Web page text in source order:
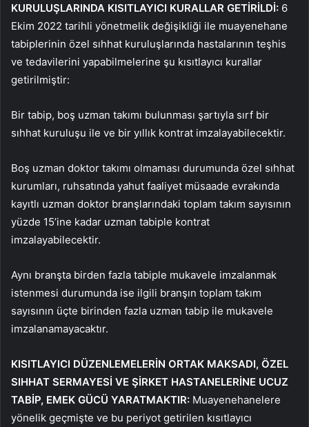
KURULUŞLARINDA KISITLAYICI KURALLAR GETİRİLDİ: 6
Ekim 2022 tarihli yönetmelik değişikliği ile muayenehane
tabiplerinin özel sıhhat kuruluşlarında hastalarının teşhis
ve tedavilerini yapabilmelerine şu kısıtlayıcı kurallar
getirilmiştir:
Bir tabip, boş uzman takımı bulunması şartıyla sırf bir
sıhhat kuruluşu ile ve bir yıllık kontrat imzalayabilecektir.
Boş uzman doktor takımı olmaması durumunda özel sıhhat
kurumları, ruhsatında yahut faaliyet müsaade evrakında
kayıtlı uzman doktor branşlarındaki toplam takım sayısının
yüzde 15’ine kadar uzman tabiple kontrat
imzalayabilecektir.
Aynı branşta birden fazla tabiple mukavele imzalanmak
istenmesi durumunda ise ilgili branşın toplam takım
sayısının üçte birinden fazla uzman tabip ile mukavele
imzalanamayacaktır.
KISITLAYICI DÜZENLEMELERİN ORTAK MAKSADI, ÖZEL
SIHHAT SERMAYESİ VE ŞİRKET HASTANELERİNE UCUZ
TABİP, EMEK GÜCÜ YARATMAKTIR: Muayenehanelere
yönelik geçmişte ve bu periyot getirilen kısıtlayıcı